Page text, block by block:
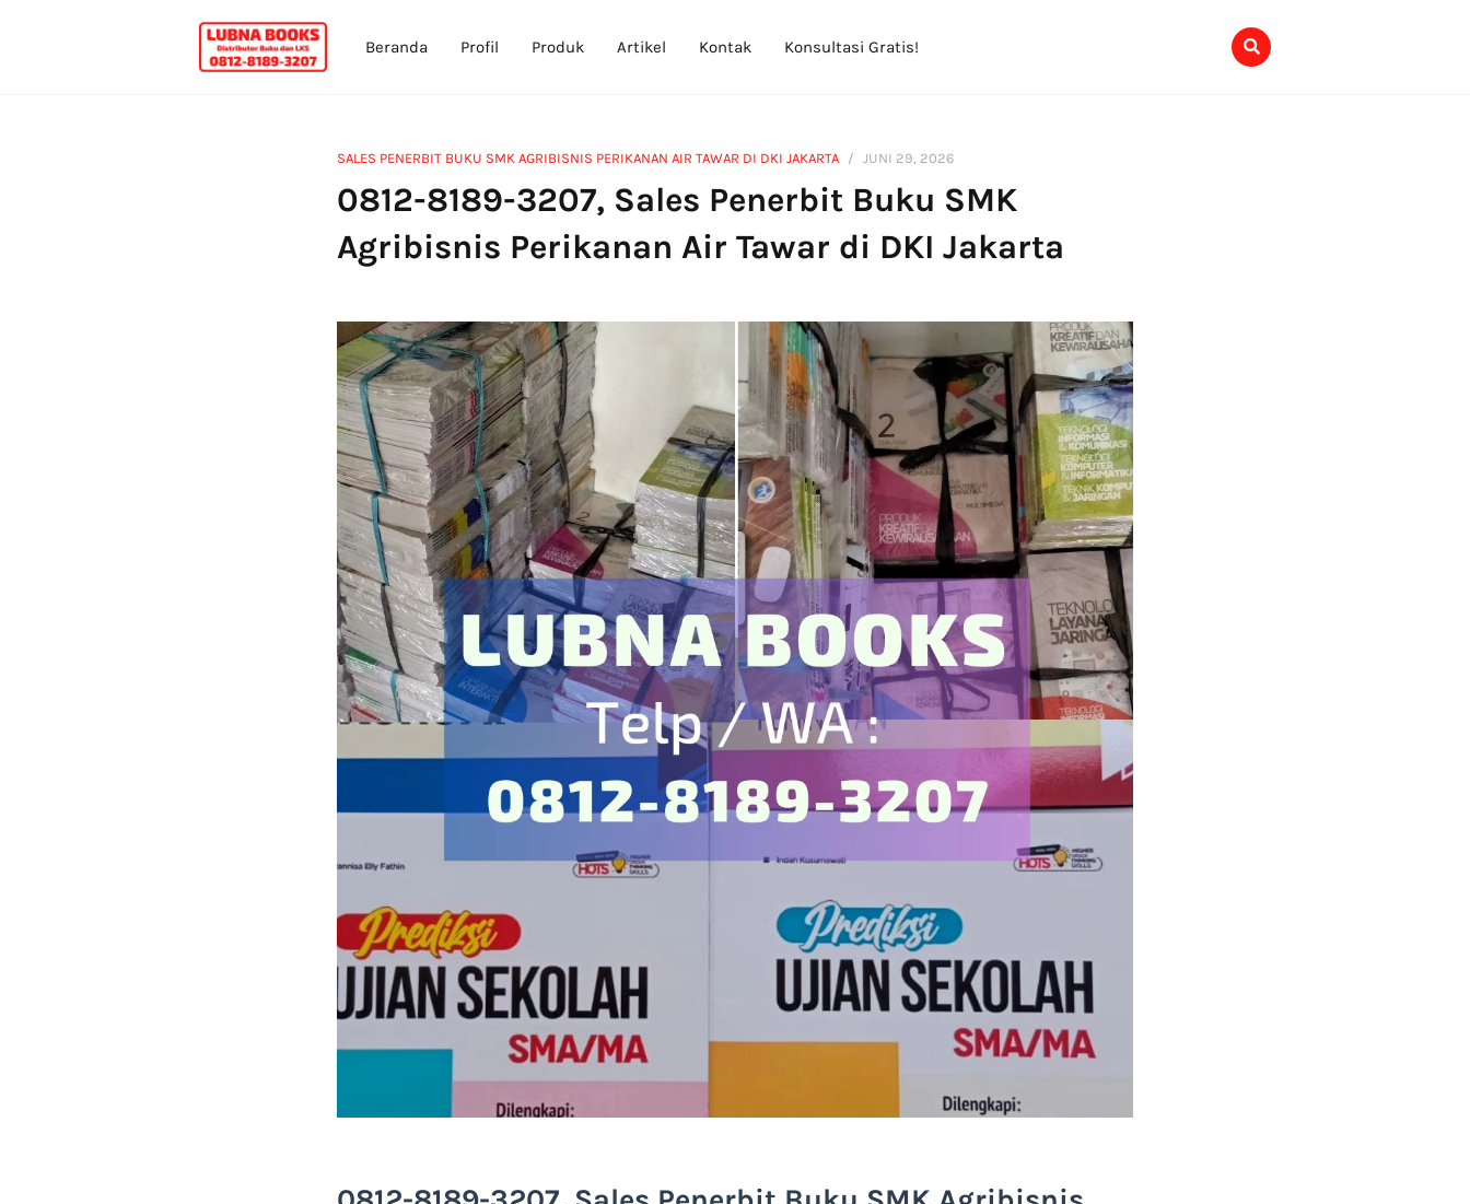
Beranda Profil Produk Artikel Kontak Konsultasi Gratis!
SALES PENERBIT BUKU SMK AGRIBISNIS PERIKANAN AIR TAWAR DI DKI JAKARTA JUNI 29, 2026
0812-8189-3207, Sales Penerbit Buku SMK
Agribisnis Perikanan Air Tawar di DKI Jakarta